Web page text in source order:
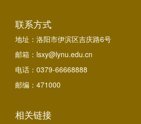
联系方式
地址：洛阳市伊滨区吉庆路6号
邮箱：lsxy@lynu.edu.cn
电话：0379-66668888
邮编：471000
相关链接